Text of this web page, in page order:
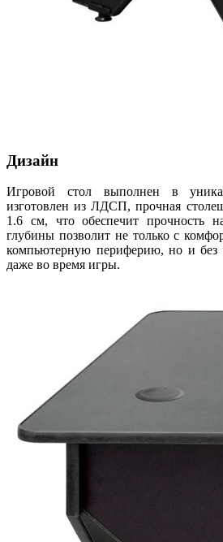
Дизайн
Игровой стол выполнен в
изготовлен из ЛДСП, прочная
1.6 см, что обеспечит прочность
глубины позволит не только с
компьютерную периферию, но и без
даже во время игры.